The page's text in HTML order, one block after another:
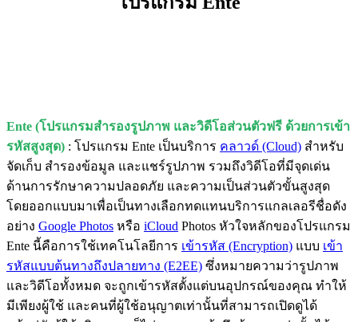
Ente (โปรแกรมสำรองรูปภาพ และวิดีโอส่วนตัวฟรี ด้วยการเข้า
รหัสสูงสุด) : โปรแกรม Ente เป็นบริการ คลาวด์ (Cloud) สำหรับ
จัดเก็บ สำรองข้อมูล และแชร์รูปภาพ รวมถึงวิดีโอที่มีจุดเด่น
ด้านการรักษาความปลอดภัย และความเป็นส่วนตัวขั้นสูงสุด
โดยออกแบบมาเพื่อเป็นทางเลือกทดแทนบริการแกลเลอรีชื่อดัง
อย่าง Google Photos หรือ iCloud Photos หัวใจหลักของโปรแกรม
Ente นี้คือการใช้เทคโนโลยีการ เข้ารหัส (Encryption) แบบ เข้า
รหัสแบบต้นทางถึงปลายทาง (E2EE) ซึ่งหมายความว่ารูปภาพ
และวิดีโอทั้งหมด จะถูกเข้ารหัสตั้งแต่บนอุปกรณ์ของคุณ ทำให้
มีเพียงผู้ใช้ และคนที่ผู้ใช้อนุญาตเท่านั้นที่สามารถเปิดดูได้